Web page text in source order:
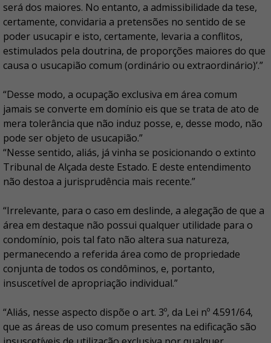
será dos maiores. No entanto, a admissibilidade da tese,
certamente, convidaria a pretensões no sentido de se
poder usucapir e isto, certamente, levaria a conflitos,
estimulados pela doutrina, de proporções maiores do que
causa o usucapião comum (ordinário ou extraordinário)’.”
“Desse modo, a ocupação exclusiva em área comum
jamais se converte em domínio eis que se trata de ato de
mera tolerância que não induz posse, e, desse modo, não
pode ser objeto de usucapião.”
“Nesse sentido, aliás, já vinha se posicionando o extinto
Tribunal de Alçada deste Estado. E deste entendimento
não destoa a jurisprudência mais recente.”
“Irrelevante, para o caso em deslinde, a alegação de que a
área em destaque não possui qualquer utilidade para o
condomínio, pois tal fato não altera sua natureza,
permanecendo a referida área como de propriedade
conjunta de todos os condôminos, e, portanto,
insuscetível de apropriação individual.”
“Aliás, nesse aspecto dispõe o art. 3º, da Lei nº 4.591/64,
que as áreas de uso comum presentes na edificação são